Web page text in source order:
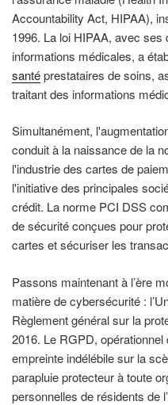
Accountability Act, HIPAA),
1996. La loi HIPAA, avec
informations médicales, a
santéprestataires de soins,
traitant des informations
Simultanément,
conduit à la naissance de la
l'industrie des cartes de
l'initiative des principales
crédit. La norme PCI DSS
de sécurité conçues pour
cartes et sécuriser les
Passons maintenant à l’ère
matière de cybersécurité :
Règlement général sur la
2016. Le RGPD,
empreinte indélébile sur la
parapluie protecteur à toute
personnelles de résidents de